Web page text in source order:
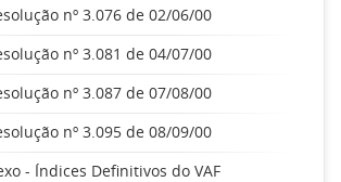
nº 3.076 de 02/06/00
nº 3.081 de 04/07/00
nº 3.087 de 07/08/00
nº 3.095 de 08/09/00
- Índices Definitivos do VAF